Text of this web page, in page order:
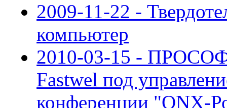
2009-11-22 -
компьютер
2010-03-15 -
Fastwel под
конференции "QNX-